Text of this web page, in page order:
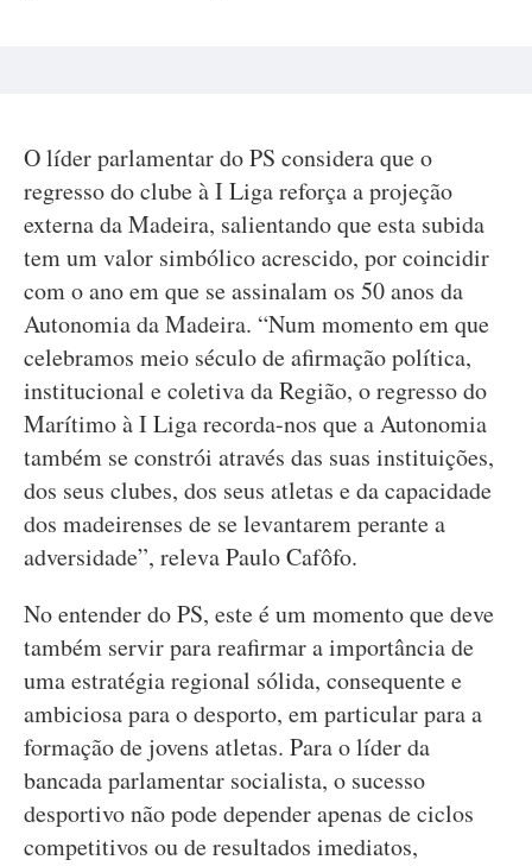
O líder parlamentar do PS considera que o
regresso do clube à I Liga reforça a projeção
externa da Madeira, salientando que esta subida
tem um valor simbólico acrescido, por coincidir
com o ano em que se assinalam os 50 anos da
Autonomia da Madeira. “Num momento em que
celebramos meio século de afirmação política,
institucional e coletiva da Região, o regresso do
Marítimo à I Liga recorda-nos que a Autonomia
também se constrói através das suas instituições,
dos seus clubes, dos seus atletas e da capacidade
dos madeirenses de se levantarem perante a
adversidade”, releva Paulo Cafôfo.
No entender do PS, este é um momento que deve
também servir para reafirmar a importância de
uma estratégia regional sólida, consequente e
ambiciosa para o desporto, em particular para a
formação de jovens atletas. Para o líder da
bancada parlamentar socialista, o sucesso
desportivo não pode depender apenas de ciclos
competitivos ou de resultados imediatos,